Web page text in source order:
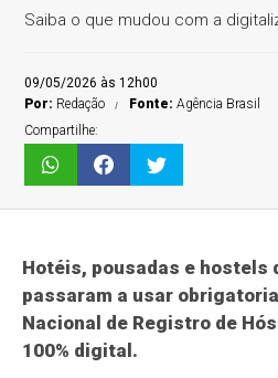
Saiba o que mudou com a
09/05/2026 às 12h00
Por: Redação Fonte:Agência Brasil
Compartilhe:
Hotéis, pousadas e hostels
passaram a usar
Nacional de Registro de
100% digital.